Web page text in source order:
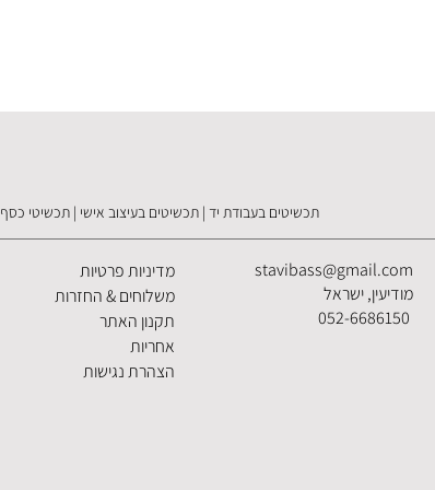
תכשיטים בעבודת יד | תכשיטים בעיצוב אישי | תכשיטי כסף 925 | תכשיטים עם פנינים אמיתיות
stavibass@gmail.com
מודיעין, ישראל
מדיניות פרטיות
משלוחים & החזרות
תקנון האתר
אחריות
הצהרת נגישות